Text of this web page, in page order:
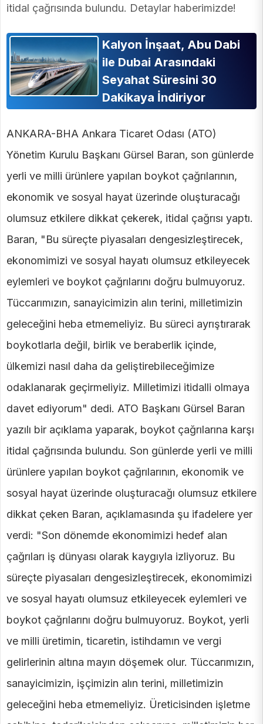
itidal çağrısında bulundu. Detaylar haberimizde!
Kalyon İnşaat, Abu Dabi
ile Dubai Arasındaki
Seyahat Süresini 30
Dakikaya İndiriyor
ANKARA-BHA Ankara Ticaret Odası (ATO)
Yönetim Kurulu Başkanı Gürsel Baran, son günlerde
yerli ve milli ürünlere yapılan boykot çağrılarının,
ekonomik ve sosyal hayat üzerinde oluşturacağı
olumsuz etkilere dikkat çekerek, itidal çağrısı yaptı.
Baran, "Bu süreçte piyasaları dengesizleştirecek,
ekonomimizi ve sosyal hayatı olumsuz etkileyecek
eylemleri ve boykot çağrılarını doğru bulmuyoruz.
Tüccarımızın, sanayicimizin alın terini, milletimizin
geleceğini heba etmemeliyiz. Bu süreci ayrıştırarak
boykotlarla değil, birlik ve beraberlik içinde,
ülkemizi nasıl daha da geliştirebileceğimize
odaklanarak geçirmeliyiz. Milletimizi itidalli olmaya
davet ediyorum" dedi. ATO Başkanı Gürsel Baran
yazılı bir açıklama yaparak, boykot çağrılarına karşı
itidal çağrısında bulundu. Son günlerde yerli ve milli
ürünlere yapılan boykot çağrılarının, ekonomik ve
sosyal hayat üzerinde oluşturacağı olumsuz etkilere
dikkat çeken Baran, açıklamasında şu ifadelere yer
verdi: "Son dönemde ekonomimizi hedef alan
çağrıları iş dünyası olarak kaygıyla izliyoruz. Bu
süreçte piyasaları dengesizleştirecek, ekonomimizi
ve sosyal hayatı olumsuz etkileyecek eylemleri ve
boykot çağrılarını doğru bulmuyoruz. Boykot, yerli
ve milli üretimin, ticaretin, istihdamın ve vergi
gelirlerinin altına mayın döşemek olur. Tüccarımızın,
sanayicimizin, işçimizin alın terini, milletimizin
geleceğini heba etmemeliyiz. Üreticisinden işletme